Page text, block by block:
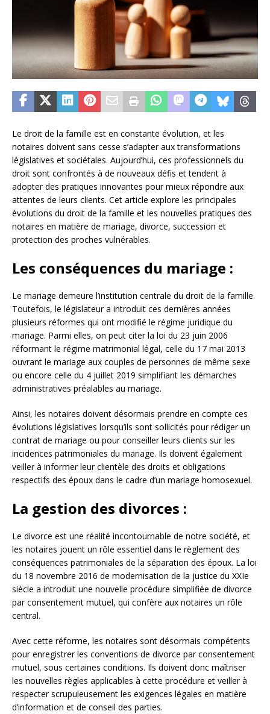
Le droit de la famille est en constante évolution, et les
notaires doivent sans cesse s’adapter aux transformations
législatives et sociétales. Aujourd’hui, ces professionnels du
droit sont confrontés à de nouveaux défis et tendent à
adopter des pratiques innovantes pour mieux répondre aux
attentes de leurs clients. Cet article explore les principales
évolutions du droit de la famille et les nouvelles pratiques des
notaires en matière de mariage, divorce, succession et
protection des proches vulnérables.
Les conséquences du mariage :
Le mariage demeure l’institution centrale du droit de la famille.
Toutefois, le législateur a introduit ces dernières années
plusieurs réformes qui ont modifié le régime juridique du
mariage. Parmi elles, on peut citer la loi du 23 juin 2006
réformant le régime matrimonial légal, celle du 17 mai 2013
ouvrant le mariage aux couples de personnes de même sexe
ou encore celle du 4 juillet 2019 simplifiant les démarches
administratives préalables au mariage.
Ainsi, les notaires doivent désormais prendre en compte ces
évolutions législatives lorsqu’ils sont sollicités pour rédiger un
contrat de mariage ou pour conseiller leurs clients sur les
incidences patrimoniales du mariage. Ils doivent également
veiller à informer leur clientèle des droits et obligations
respectifs des époux dans le cadre d’un mariage homosexuel.
La gestion des divorces :
Le divorce est une réalité incontournable de notre société, et
les notaires jouent un rôle essentiel dans le règlement des
conséquences patrimoniales de la séparation des époux. La loi
du 18 novembre 2016 de modernisation de la justice du XXIe
siècle a introduit une nouvelle procédure simplifiée de divorce
par consentement mutuel, qui confère aux notaires un rôle
central.
Avec cette réforme, les notaires sont désormais compétents
pour enregistrer les conventions de divorce par consentement
mutuel, sous certaines conditions. Ils doivent donc maîtriser
les nouvelles règles applicables à cette procédure et veiller à
respecter scrupuleusement les exigences légales en matière
d’information et de conseil des parties.